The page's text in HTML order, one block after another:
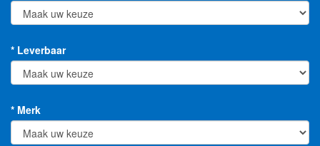
* Leverbaar
* Merk